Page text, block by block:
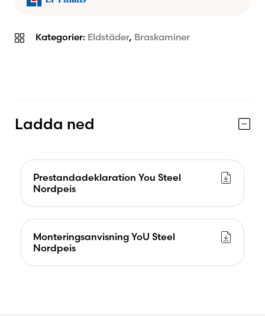
Kategorier: Eldstäder, Braskaminer
Ladda ned
Prestandadeklaration You Steel
Nordpeis
Monteringsanvisning YoU Steel
Nordpeis